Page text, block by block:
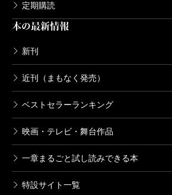
定期購読
本の最新情報
新刊
近刊（まもなく発売）
ベストセラーランキング
映画・テレビ・舞台作品
一章まるごと試し読みできる本
特設サイト一覧